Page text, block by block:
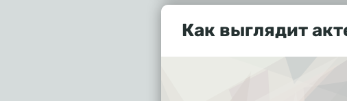
Как выглядит